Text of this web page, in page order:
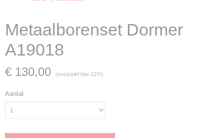
Metaalborenset Dormer
A19018
€ 130,00 (exclusief btw 21%)
Aantal